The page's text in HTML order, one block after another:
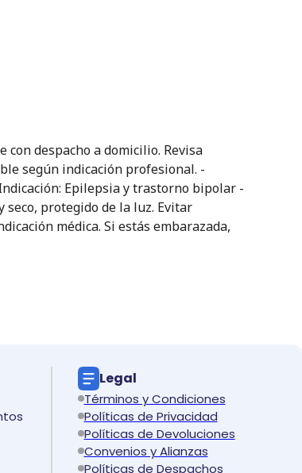
con despacho a domicilio. Revisa
según indicación profesional. -
Epilepsia y trastorno bipolar -
seco, protegido de la luz. Evitar
médica. Si estás embarazada,
Legal
Términos y Condiciones
Políticas de Privacidad
Políticas de Devoluciones
Convenios y Alianzas
Políticas de Despachos